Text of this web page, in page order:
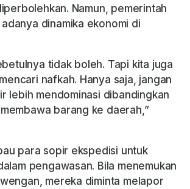
Namun, pemerintah
dinamika ekonomi di
tidak boleh. Tapi kita juga
nafkah. Hanya saja, jangan
lebih mendominasi dibandingkan
barang ke daerah,”
para sopir ekspedisi untuk
pengawasan. Bila menemukan
mereka diminta melapor